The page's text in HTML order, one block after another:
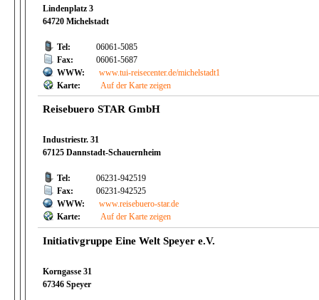
Lindenplatz 3
64720 Michelstadt
Tel:
06061-5085
Fax:
06061-5687
WWW:
www.tui-reisecenter.de/michelstadt1
Karte:
Auf der Karte zeigen
Reisebuero STAR GmbH
Industriestr. 31
67125 Dannstadt-Schauernheim
Tel:
06231-942519
Fax:
06231-942525
WWW:
www.reisebuero-star.de
Karte:
Auf der Karte zeigen
Initiativgruppe Eine Welt Speyer e.V.
Korngasse 31
67346 Speyer